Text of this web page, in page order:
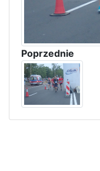
Poprzednie